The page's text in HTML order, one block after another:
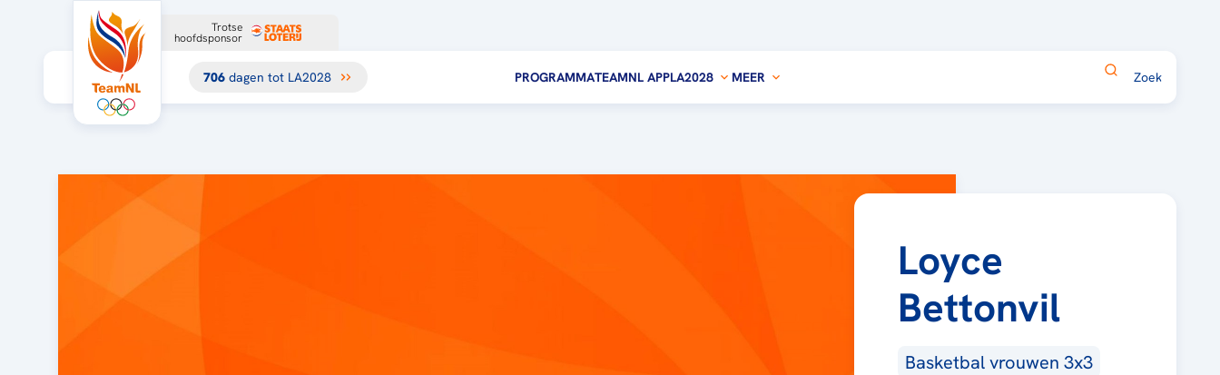
Trotse
hoofdsponsor
706 dagen tot LA2028 PROGRAMMATEAMNL APPLA2028 MEER
Loyce
Bettonvil
Basketbal vrouwen 3x3